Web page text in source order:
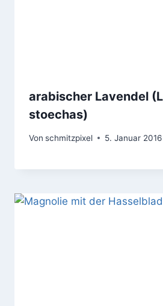
arabischer Lavendel
stoechas)
Von schmitzpixel 5. Januar 2016